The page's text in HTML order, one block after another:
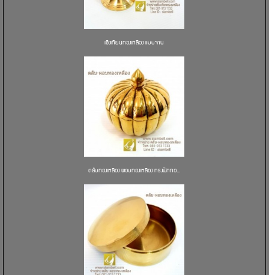
เชิงเทียนทองเหลือง แบบจาน
ตลับทองเหลือง ผอบทองเหลือง ทรงฟักทอ...